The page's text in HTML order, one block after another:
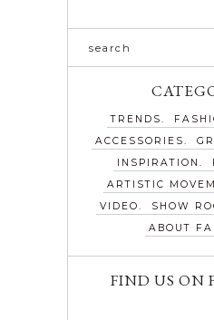
TRENDS
ACCESSORIES
INSPIRATION
ARTISTIC
VIDEO
SHOW
ABOUT
FIND US ON